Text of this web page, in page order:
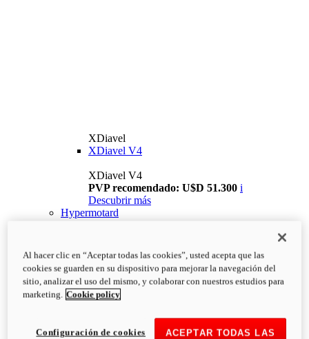
XDiavel
XDiavel V4
XDiavel V4
PVP recomendado: U$D 51.300 i
Descubrir más
Hypermotard
Al hacer clic en “Aceptar todas las cookies”, usted acepta que las
cookies se guarden en su dispositivo para mejorar la navegación del
sitio, analizar el uso del mismo, y colaborar con nuestros estudios para
marketing. Cookie policy
ACEPTAR TODAS LAS
Configuración de cookies